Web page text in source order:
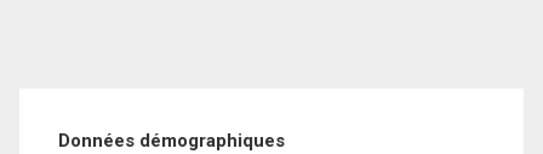
Données démographiques